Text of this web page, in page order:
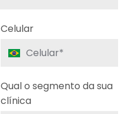
Celular
Qual o segmento da sua
clínica